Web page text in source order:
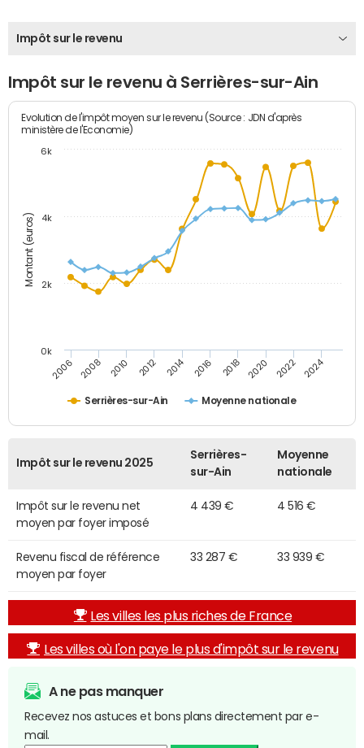
Impôt sur le revenu
Impôt sur le revenu à Serrières-sur-Ain
Montant (euros)
Evolution de l'impôt moyen sur le revenu (Source : JDN d'après
ministère de l'Economie)
Serrières-sur-Ain Moyenne nationale
2006 2008 2010 2012 2014 2016 2018 2020 2022 2024
0k
2k
4k
6k
Impôt sur le revenu 2025
Serrières-
sur-Ain
Moyenne
nationale
Impôt sur le revenu net
moyen par foyer imposé
4 439 € 4 516 €
Revenu fiscal de référence
moyen par foyer
33 287 € 33 939 €
Les villes les plus riches de France
Les villes où l'on paye le plus d'impôt sur le revenu
A ne pas manquer
Recevez nos astuces et bons plans directement par e-
mail.